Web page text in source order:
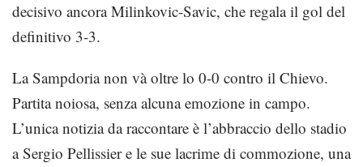
decisivo ancora Milinkovic-Savic, che regala il gol del
definitivo 3-3.
La Sampdoria non và oltre lo 0-0 contro il Chievo.
Partita noiosa, senza alcuna emozione in campo.
L’unica notizia da raccontare è l’abbraccio dello stadio
a Sergio Pellissier e le sue lacrime di commozione, una